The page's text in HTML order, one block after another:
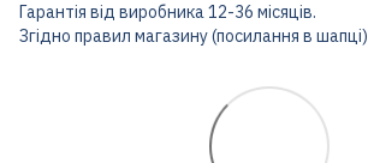
Гарантія від виробника 12-36 місяців.
Згідно правил магазину (посилання в шапці)